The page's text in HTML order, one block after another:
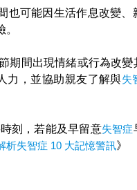
也可能因生活作息改變
期間出現情緒或行為改
力，並協助親友了解與失
刻，若能及早留意失智症
析失智症 10 大記憶警訊》